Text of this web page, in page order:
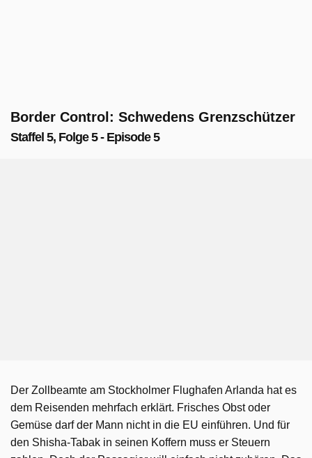
Border Control: Schwedens Grenzschützer
Staffel 5, Folge 5 - Episode 5
Der Zollbeamte am Stockholmer Flughafen Arlanda hat es
dem Reisenden mehrfach erklärt. Frisches Obst oder
Gemüse darf der Mann nicht in die EU einführen. Und für
den Shisha-Tabak in seinen Koffern muss er Steuern